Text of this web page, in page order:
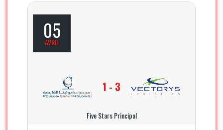
05
AVRIL
1 - 3
Five Stars Principal